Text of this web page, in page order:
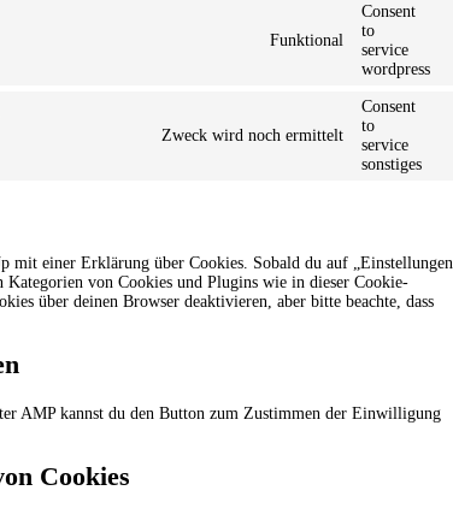
Funktional
Consent
to
service
wordpress
Zweck wird noch ermittelt
Consent
to
service
sonstiges
mit einer Erklärung über Cookies. Sobald du auf „Einstellungen
von Cookies und Plugins wie in dieser Cookie-
über deinen Browser deaktivieren, aber bitte beachte, dass
AMP kannst du den Button zum Zustimmen der Einwilligung
Cookies